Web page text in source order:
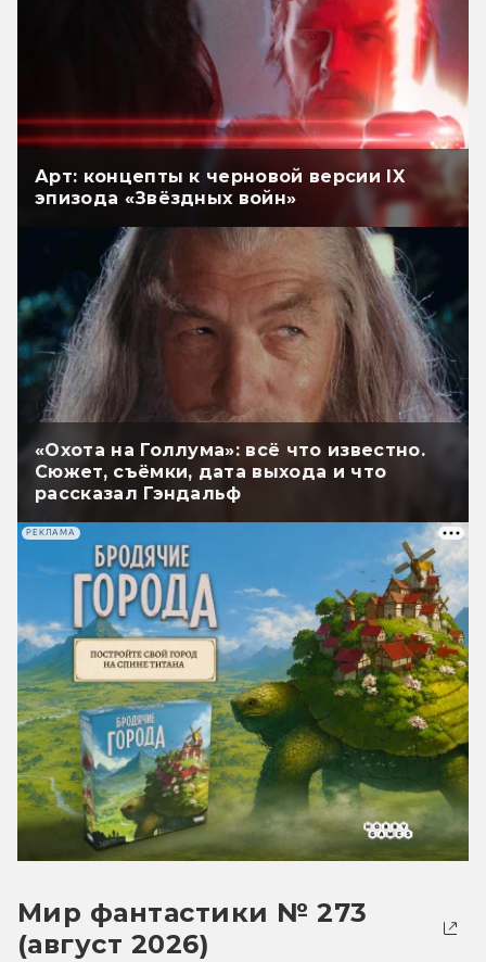
Арт: концепты к черновой версии IX
эпизода «Звёздных войн»
«Охота на Голлума»: всё что известно.
Сюжет, съёмки, дата выхода и что
рассказал Гэндальф
РЕКЛАМА
Мир фантастики № 273
(август 2026)